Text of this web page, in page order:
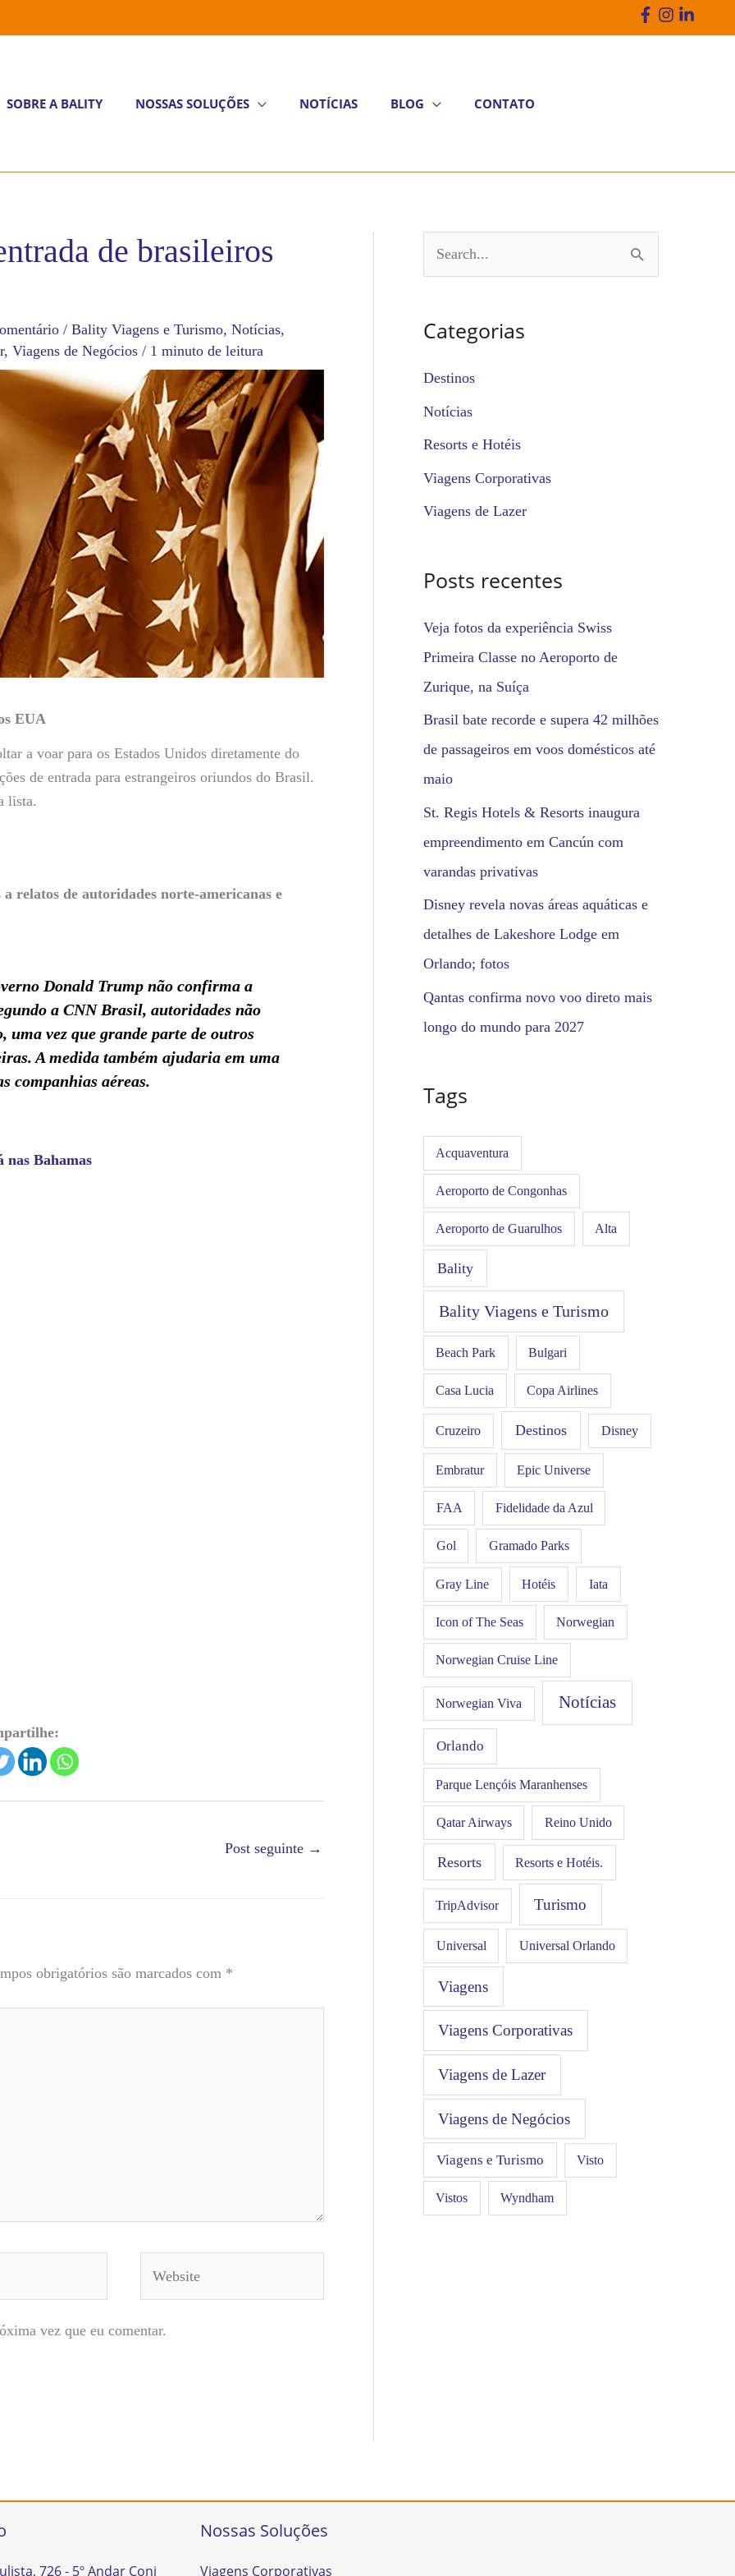
SOBRE A BALITY NOSSAS SOLUÇÕES NOTÍCIAS BLOG CONTATO
de brasileiros
/ Bality Viagens e Turismo, Notícias,
, Viagens de Negócios / 1 minuto de leitura
EUA
a voar para os Estados Unidos diretamente do
de entrada para estrangeiros oriundos do Brasil.
lista.
relatos de autoridades norte-americanas e
Donald Trump não confirma a
a CNN Brasil, autoridades não
uma vez que grande parte de outros
A medida também ajudaria em uma
companhias aéreas.
Bahamas
Post seguinte →
obrigatórios são marcados com *
vez que eu comentar.
u
i
s
r
Categorias
Destinos
Notícias
Resorts e Hotéis
Viagens Corporativas
Viagens de Lazer
Posts recentes
Veja fotos da experiência Swiss
Primeira Classe no Aeroporto de
Zurique, na Suíça
Brasil bate recorde e supera 42 milhões
de passageiros em voos domésticos até
maio
St. Regis Hotels & Resorts inaugura
empreendimento em Cancún com
varandas privativas
Disney revela novas áreas aquáticas e
detalhes de Lakeshore Lodge em
Orlando; fotos
Qantas confirma novo voo direto mais
longo do mundo para 2027
Tags
Acquaventura
Aeroporto de Congonhas
Aeroporto de Guarulhos Alta
Bality
Bality Viagens e Turismo
Beach Park Bulgari
Casa Lucia Copa Airlines
Cruzeiro Destinos Disney
Embratur Epic Universe
FAA Fidelidade da Azul
Gol Gramado Parks
Gray Line Hotéis Iata
Icon of The Seas Norwegian
Norwegian Cruise Line
Norwegian Viva Notícias
Orlando
Parque Lençóis Maranhenses
Qatar Airways Reino Unido
Resorts Resorts e Hotéis.
TripAdvisor Turismo
Universal Universal Orlando
Viagens
Viagens Corporativas
Viagens de Lazer
Viagens de Negócios
Viagens e Turismo Visto
Vistos Wyndham
726 - 5º Andar Conj
Nossas Soluções
Viagens Corporativas